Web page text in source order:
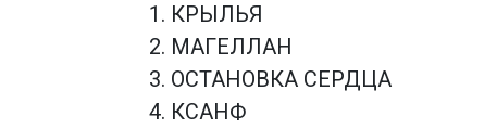
КРЫЛЬЯ
МАГЕЛЛАН
ОСТАНОВКА СЕРДЦА
КСАНФ